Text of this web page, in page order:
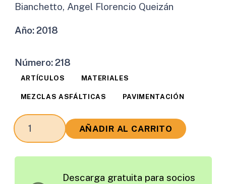
Bianchetto, Angel Florencio Queizán
Año:2018
Número:218
ARTÍCULOS MATERIALES
MEZCLAS ASFÁLTICAS PAVIMENTACIÓN
Modelo
para
AÑADIR AL CARRITO
Descarga gratuita para socios